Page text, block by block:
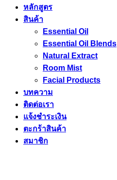
หลักสูตร
สินค้า
Essential Oil
Essential Oil Blends
Natural Extract
Room Mist
Facial Products
บทความ
ติดต่อเรา
แจ้งชำระเงิน
ตะกร้าสินค้า
สมาชิก